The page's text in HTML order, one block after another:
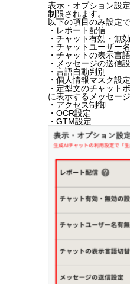
表示・オプション設
制限されます。
以下の項目のみ設定で
・レポート配信
・チャット有効・無
・チャットユーザー
・チャットの表示言
・メッセージの送信
・言語自動判別
・個人情報マスク設定
・定型文のチャット
に表示するメッセージ
・アクセス制御
・OCR設定
・GTM設定